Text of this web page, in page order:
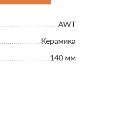
AWT
Керамика
140 мм